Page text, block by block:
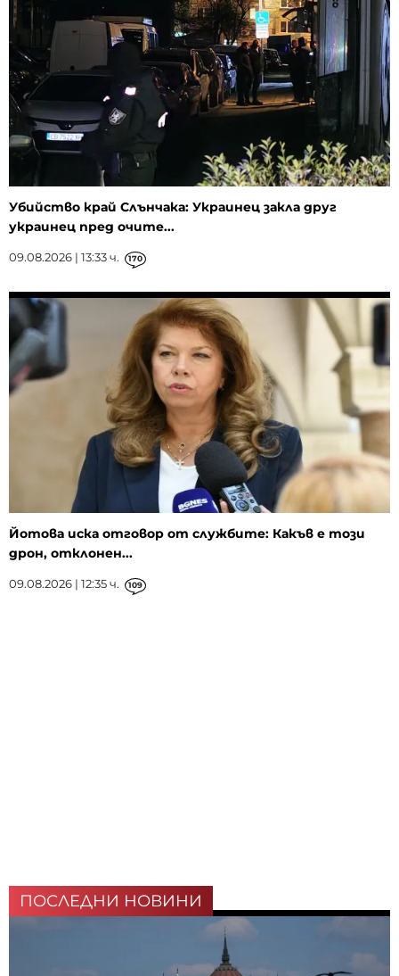
Убийство край Слънчака: Украинец закла друг
украинец пред очите...
09.08.2026 | 13:33 ч. 170
Йотова иска отговор от службите: Какъв е този
дрон, отклонен...
09.08.2026 | 12:35 ч. 109
ПОСЛЕДНИ НОВИНИ